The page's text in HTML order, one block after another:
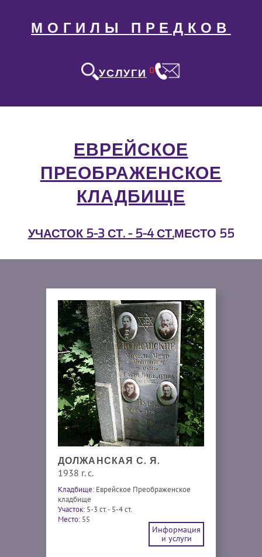
МОГИЛЫ ПРЕДКОВ
УСЛУГИ 0
ЕВРЕЙСКОЕ
ПРЕОБРАЖЕНСКОЕ
КЛАДБИЩЕ
УЧАСТОК 5-3 СТ. - 5-4 СТ.МЕСТО 55
ДОЛЖАНСКАЯ С. Я.
1938 г. с.
Кладбище: Еврейское Преображенское
кладбище
Участок: 5-3 ст. - 5-4 ст.
Место: 55
Информация
и услуги